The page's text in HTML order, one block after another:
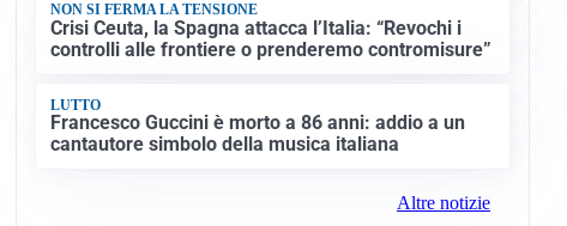
NON SI FERMA LA TENSIONE
Crisi Ceuta, la Spagna attacca l’Italia: “Revochi i
controlli alle frontiere o prenderemo contromisure”
LUTTO
Francesco Guccini è morto a 86 anni: addio a un
cantautore simbolo della musica italiana
Altre notizie